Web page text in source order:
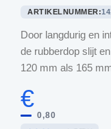
ARTIKELNUMMER:
Door langdurig en
de rubberdop slijt
120 mm als 165
€
0,80